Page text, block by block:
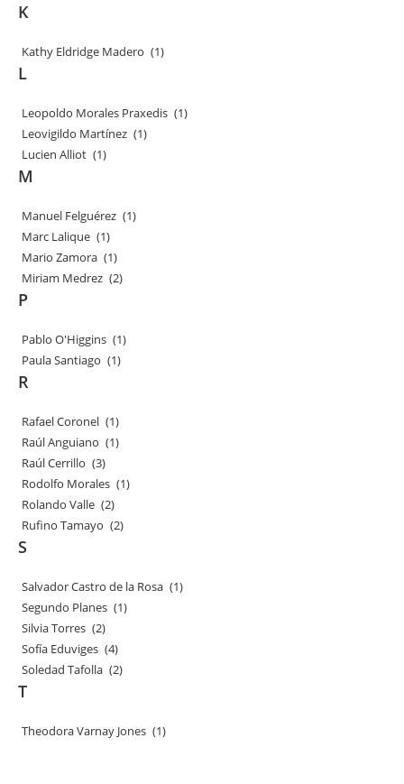
K
Kathy Eldridge Madero (1)
L
Leopoldo Morales Praxedis (1)
Leovigildo Martínez (1)
Lucien Alliot (1)
M
Manuel Felguérez (1)
Marc Lalique (1)
Mario Zamora (1)
Miriam Medrez (2)
P
Pablo O'Higgins (1)
Paula Santiago (1)
R
Rafael Coronel (1)
Raúl Anguiano (1)
Raúl Cerrillo (3)
Rodolfo Morales (1)
Rolando Valle (2)
Rufino Tamayo (2)
S
Salvador Castro de la Rosa (1)
Segundo Planes (1)
Silvia Torres (2)
Sofía Eduviges (4)
Soledad Tafolla (2)
T
Theodora Varnay Jones (1)